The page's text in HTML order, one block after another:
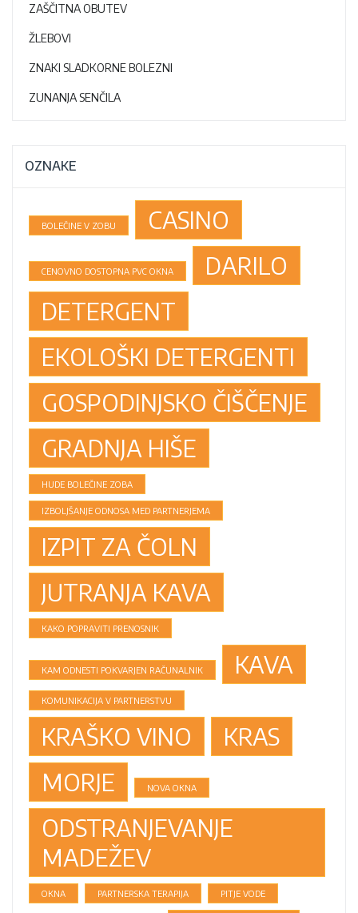
ZAŠČITNA OBUTEV
ŽLEBOVI
ZNAKI SLADKORNE BOLEZNI
ZUNANJA SENČILA
OZNAKE
BOLEČINE V ZOBU CASINO
CENOVNO DOSTOPNA PVC OKNA
DARILO
DETERGENT
EKOLOŠKI DETERGENTI
GOSPODINJSKO ČIŠČENJE
GRADNJA HIŠE
HUDE BOLEČINE ZOBA
IZBOLJŠANJE ODNOSA MED PARTNERJEMA
IZPIT ZA ČOLN
JUTRANJA KAVA
KAKO POPRAVITI PRENOSNIK
KAM ODNESTI POKVARJEN RAČUNALNIK KAVA
KOMUNIKACIJA V PARTNERSTVU
KRAŠKO VINO
KRAS
MORJE
NOVA OKNA
ODSTRANJEVANJE
MADEŽEV
OKNA PARTNERSKA TERAPIJA PITJE VODE